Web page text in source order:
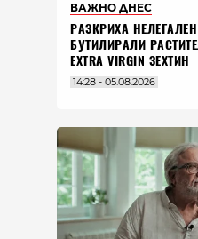
ВАЖНО ДНЕС
РАЗКРИХА
БУТИЛИРАЛИ
EXTRA VIRGIN ЗЕХТИН
14:28 - 05.08.2026